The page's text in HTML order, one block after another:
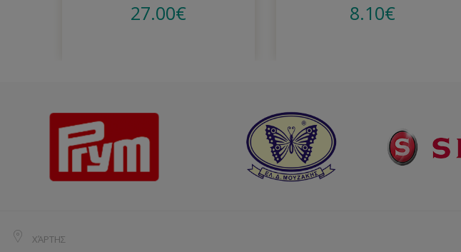
27.00€ 8.10€
ΧΆΡΤΗΣ